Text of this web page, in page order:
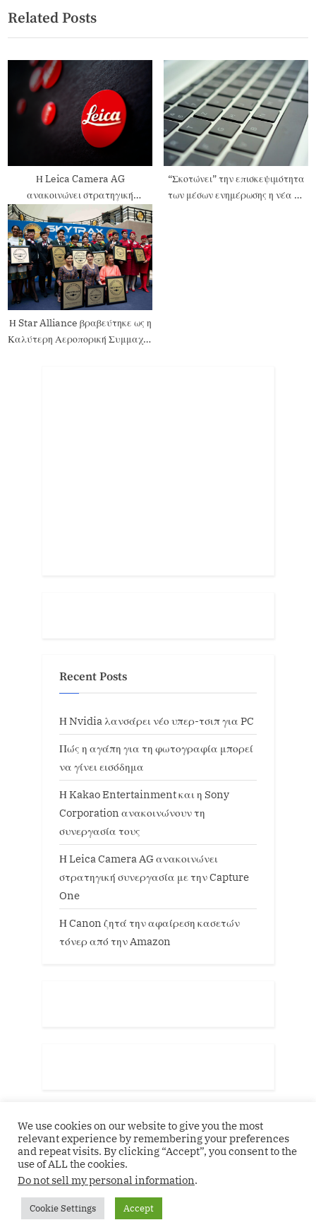
Related Posts
Η Leica Camera AG
ανακοινώνει στρατηγική
συνεργασία με την Capture One
“Σκοτώνει” την επισκεψιμότητα
των μέσων ενημέρωσης η νέα AI
Η Star Alliance βραβεύτηκε ως η
Καλύτερη Αεροπορική Συμμαχία
Recent Posts
Η Nvidia λανσάρει νέο υπερ-τσιπ για PC
Πώς η αγάπη για τη φωτογραφία μπορεί
να γίνει εισόδημα
Η Kakao Entertainment και η Sony
Corporation ανακοινώνουν τη
συνεργασία τους
Η Leica Camera AG ανακοινώνει
στρατηγική συνεργασία με την Capture
One
Η Canon ζητά την αφαίρεση κασετών
τόνερ από την Amazon
Copyright © 2026 51 South Media.
We use cookies on our website to give you the most
relevant experience by remembering your preferences
and repeat visits. By clicking “Accept”, you consent to the
use of ALL the cookies.
Do not sell my personal information.
Cookie Settings Accept